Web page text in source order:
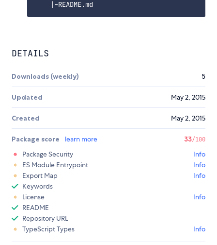
DETAILS
Downloads (weekly) 5
Updated May 2, 2015
Created May 2, 2015
Package score learn more 33/100
Package Security
Info
ES Module Entrypoint
Info
Export Map
Info
Keywords
License
Info
README
Repository URL
TypeScript Types
Info